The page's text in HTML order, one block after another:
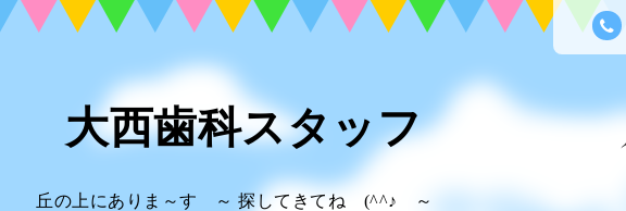
大西歯科スタッフ
丘の上にありま～す ～ 探してきてね (^^♪ ～